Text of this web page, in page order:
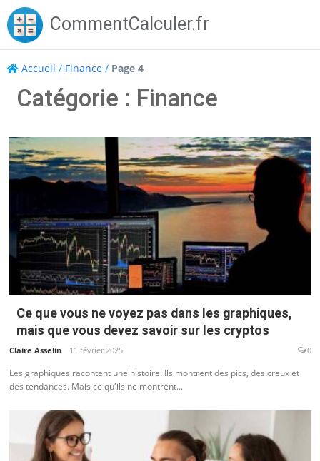
Skip
to
content
CommentCalculer.fr
Accueil / Finance / Page 4
Catégorie : Finance
Ce que vous ne voyez pas dans les graphiques,
mais que vous devez savoir sur les cryptos
Claire Asselin 11 février 2025 0
Les graphiques racontent une histoire. Ils montrent des pics, des creux et
des tendances. Mais ce qu'ils ne montrent...